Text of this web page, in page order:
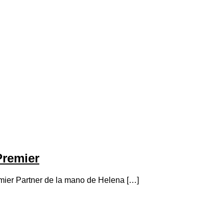
Partner de la mano de Helena […]